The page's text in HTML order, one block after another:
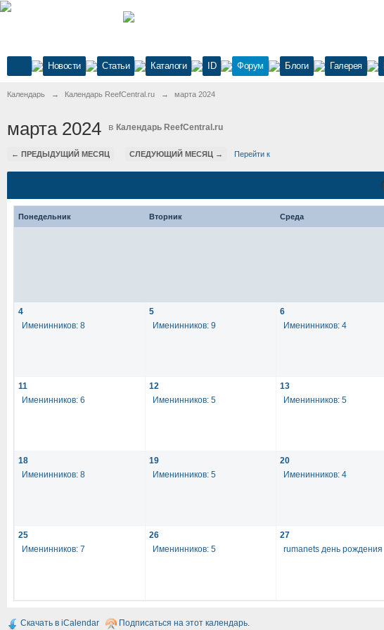
Новости Статьи Каталоги ID Форум Блоги Галерея
Календарь → Календарь ReefCentral.ru → марта 2024
марта 2024 в Календарь ReefCentral.ru
← ПРЕДЫДУЩИЙ МЕСЯЦ СЛЕДУЮЩИЙ МЕСЯЦ → Перейти к
Понедельник Вторник Среда
4
Именинников: 8
5
Именинников: 9
6
Именинников: 4
11
Именинников: 6
12
Именинников: 5
13
Именинников: 5
18
Именинников: 8
19
Именинников: 5
20
Именинников: 4
25
Именинников: 7
26
Именинников: 5
27
rumanets день рождения
Скачать в iCalendar Подписаться на этот календарь.